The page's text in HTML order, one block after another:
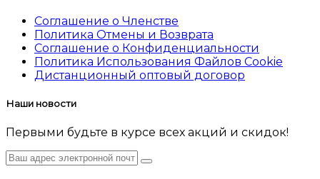
Соглашение о Членстве
Политика Отмены и Возврата
Соглашение о Конфиденциальности
Политика Использования Файлов Cookie
Дистанционный оптовый договор
Наши новости
Первыми будьте в курсе всех акций и скидок!